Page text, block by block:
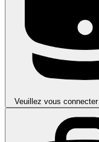
Veuillez vous